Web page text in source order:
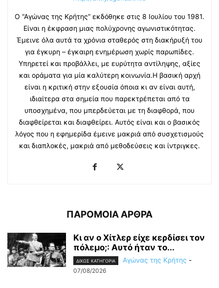
Ο “Αγώνας της Κρήτης” εκδόθηκε στις 8 Ιουλίου του 1981.
Είναι η έκφραση μιας πολύχρονης αγωνιστικότητας.
Έμεινε όλα αυτά τα χρόνια σταθερός στη διακήρυξή του
για έγκυρη – έγκαιρη ενημέρωση χωρίς παρωπίδες.
Υπηρετεί και προβάλλει, με ευρύτητα αντίληψης, αξίες
και οράματα για μία καλύτερη κοινωνία.Η βασική αρχή
είναι η κριτική στην εξουσία όποια κι αν είναι αυτή,
ιδιαίτερα στα σημεία που παρεκτρέπεται από τα
υποσχημένα, που μπερδεύεται με τη διαφθορά, που
διαφθείρεται και διαφθείρει. Αυτός είναι και ο βασικός
λόγος που η εφημερίδα έμεινε μακριά από συσχετισμούς
και διαπλοκές, μακριά από μεθοδεύσεις και ίντριγκες.
ΠΑΡΟΜΟΙΑ ΑΡΘΡΑ
Κι αν ο Χίτλερ είχε κερδίσει τον
πόλεμο;: Αυτό ήταν το...
ΔΙΧΩΣ ΚΑΤΗΓΟΡΙΑ Αγώνας της Κρήτης -
07/08/2026